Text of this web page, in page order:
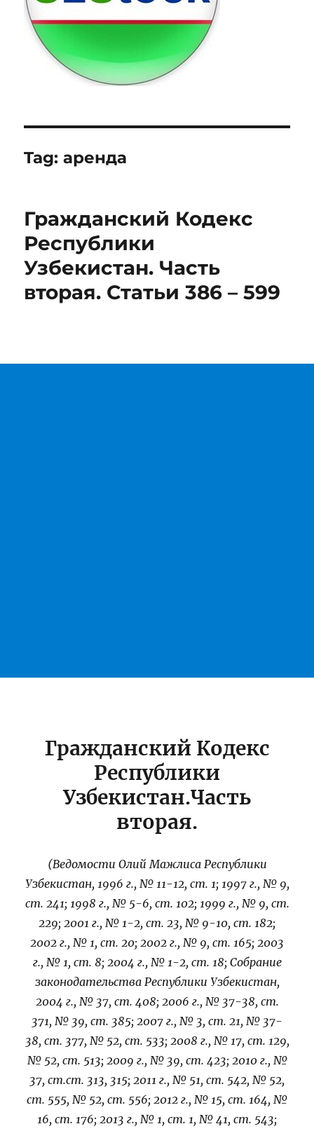
Tag:аренда
Гражданский Кодекс
Республики
Узбекистан. Часть
вторая. Статьи 386 – 599
Гражданский Кодекс
Республики
Узбекистан.Часть
вторая.
(Ведомости Олий Мажлиса Республики
Узбекистан, 1996 г., № 11-12, ст. 1; 1997 г., № 9,
ст. 241; 1998 г., № 5-6, ст. 102; 1999 г., № 9, ст.
229; 2001 г., № 1-2, ст. 23, № 9-10, ст. 182;
2002 г., № 1, ст. 20; 2002 г., № 9, ст. 165; 2003
г., № 1, ст. 8; 2004 г., № 1-2, ст. 18; Собрание
законодательства Республики Узбекистан,
2004 г., № 37, ст. 408; 2006 г., № 37-38, ст.
371, № 39, ст. 385; 2007 г., № 3, ст. 21, № 37-
38, ст. 377, № 52, ст. 533; 2008 г., № 17, ст. 129,
№ 52, ст. 513; 2009 г., № 39, ст. 423; 2010 г., №
37, ст.ст. 313, 315; 2011 г., № 51, ст. 542, № 52,
ст. 555, № 52, ст. 556; 2012 г., № 15, ст. 164, №
16, ст. 176; 2013 г., № 1, ст. 1, № 41, ст. 543;